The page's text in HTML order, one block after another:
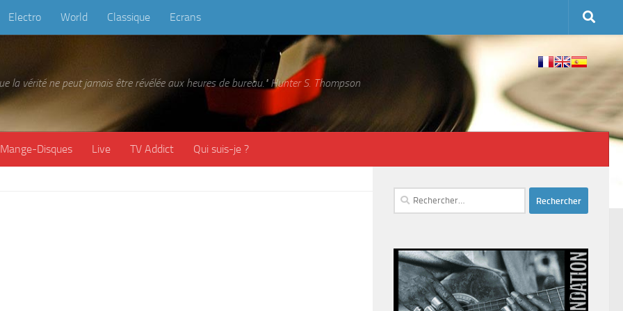
Electro World Classique Ecrans
la vérité ne peut jamais être révélée aux heures de bureau." Hunter S. Thompson
Mange-Disques Live TV Addict Qui suis-je ?
Rechercher :